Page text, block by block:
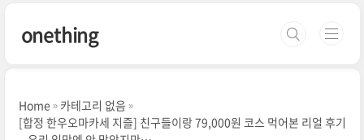
onething
Home
카테고리 없음
[합정 한우오마카세 지즐] 친구들이랑 79,000원 코스 먹어본 리얼 후기